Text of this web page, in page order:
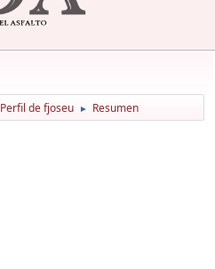
Perfil de fjoseu ► Resumen